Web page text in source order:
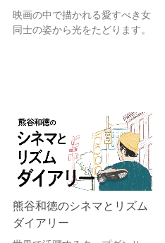
映画の中で描かれる愛すべき女
同士の姿から光をたどります。
熊谷和徳のシネマとリズム
ダイアリー